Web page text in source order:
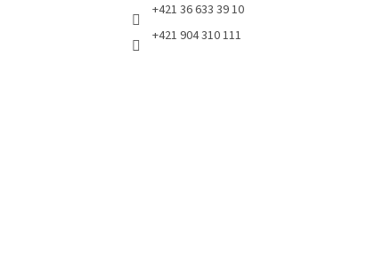
+421 36 633 39 10
+421 904 310 111